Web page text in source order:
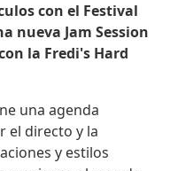
con el Festival
nueva Jam Session
la Fredi's Hard
una agenda
el directo y la
y estilos